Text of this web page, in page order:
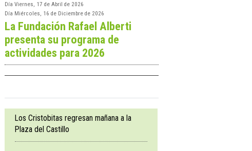
Día Viernes, 17 de Abril de 2026
Día Miércoles, 16 de Diciembre de 2026
La Fundación Rafael Alberti
presenta su programa de
actividades para 2026
Los Cristobitas regresan mañana a la
Plaza del Castillo